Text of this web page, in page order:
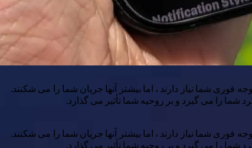
شما نیاز دارند ، اما بیشتر آنها جریان شما را می شکنند.
را می گیرد و بر روحیه شما تأثیر می گذارد.
شما نیاز دارند ، اما بیشتر آنها جریان شما را می شکنند.
را می گیرد و بر روحیه شما تأثیر می گذارد.